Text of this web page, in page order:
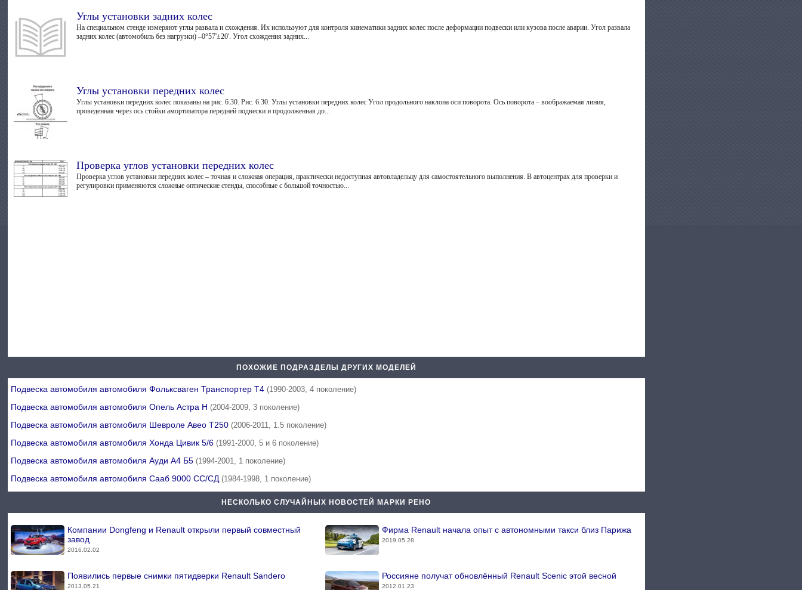
Углы установки задних колес
На специальном стенде измеряют углы развала и схождения. Их используют для контроля кинематики задних колес после деформации подвески или кузова после аварии. Угол развала
задних колес (автомобиль без нагрузки) –0°57'±20'. Угол схождения задних...
Углы установки передних колес
Углы установки передних колес показаны на рис. 6.30. Рис. 6.30. Углы установки передних колес Угол продольного наклона оси поворота. Ось поворота – воображаемая линия,
проведенная через ось стойки амортизатора передней подвески и продолженная до...
Проверка углов установки передних колес
Проверка углов установки передних колес – точная и сложная операция, практически недоступная автовладельцу для самостоятельного выполнения. В автоцентрах для проверки и
регулировки применяются сложные оптические стенды, способные с большой точностью...
ПОХОЖИЕ ПОДРАЗДЕЛЫ ДРУГИХ МОДЕЛЕЙ
Подвеска автомобиля автомобиля Фольксваген Транспортер Т4(1990-2003, 4 поколение)
Подвеска автомобиля автомобиля Опель Астра Н(2004-2009, 3 поколение)
Подвеска автомобиля автомобиля Шевроле Авео Т250(2006-2011, 1.5 поколение)
Подвеска автомобиля автомобиля Хонда Цивик 5/6(1991-2000, 5 и 6 поколение)
Подвеска автомобиля автомобиля Ауди А4 Б5(1994-2001, 1 поколение)
Подвеска автомобиля автомобиля Сааб 9000 СС/СД(1984-1998, 1 поколение)
НЕСКОЛЬКО СЛУЧАЙНЫХ НОВОСТЕЙ МАРКИ РЕНО
Компании Dongfeng и Renault открыли первый совместный
завод
2016.02.02
Фирма Renault начала опыт с автономными такси близ Парижа
2019.05.28
Появились первые снимки пятидверки Renault Sandero
2013.05.21
Россияне получат обновлённый Renault Scenic этой весной
2012.01.23